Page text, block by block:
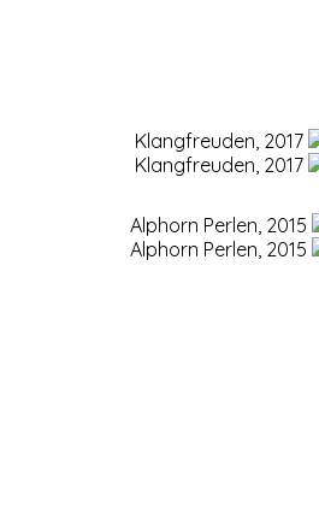
Klangfreuden, 2017
Klangfreuden, 2017
Alphorn Perlen, 2015
Alphorn Perlen, 2015